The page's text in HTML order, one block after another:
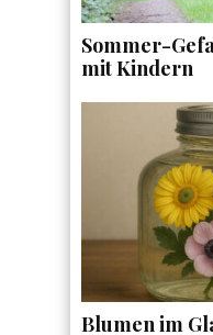
Sommer-
mit Kindern
Blumen im